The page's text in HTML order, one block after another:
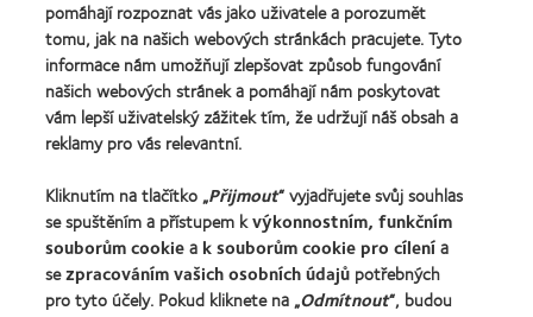
(2012)
Naše produkty
Technologie kontaktních čoček
Najděte ty pravé čočky pro vás
Kontaktní čočky a zrak
Nový uživatel
Zkušený uživatel
Blog
pomáhají rozpoznat vás jako uživatele a porozumět
tomu, jak na našich webových stránkách pracujete. Tyto
informace nám umožňují zlepšovat způsob fungování
našich webových stránek a pomáhají nám poskytovat
vám lepší uživatelský zážitek tím, že udržují náš obsah a
reklamy pro vás relevantní.
Kliknutím na tlačítko „Přijmout“ vyjadřujete svůj souhlas
se spuštěním a přístupem kvýkonnostním, funkčním
souborům cookiea k souborům cookie pro cílenía
sezpracováním vašich osobních údajů potřebných
pro tyto účely. Pokud kliknete na „Odmítnout“, budou